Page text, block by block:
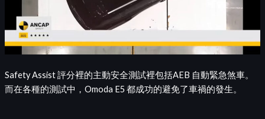
Safety Assist 評分裡的主動安全測試裡包括AEB 自動緊急煞車。
而在各種的測試中，Omoda E5 都成功的避免了車禍的發生。